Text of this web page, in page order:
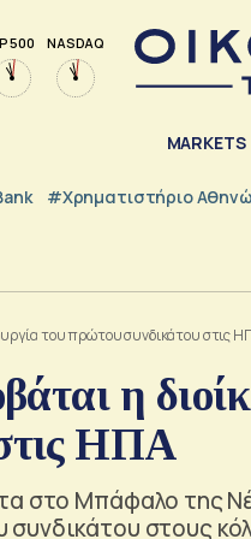
500 NASDAQ
MARKETS
#Χρηματιστήριο
του πρώτου συνδικάτου στις
η
ΗΠΑ
στο Μπάφαλο της
στους